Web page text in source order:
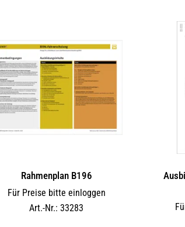
Rahmenplan B196
Für Preise bitte einloggen
Art.-Nr.: 33283